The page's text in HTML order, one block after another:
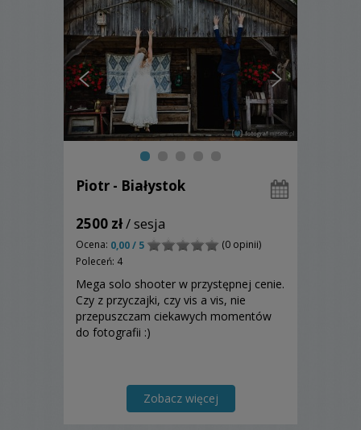
Piotr - Białystok
2500 zł/ sesja
Ocena: 0,00 / 5
(0 opinii)
Poleceń: 4
Mega solo shooter w przystępnej cenie.
Czy z przyczajki, czy vis a vis, nie
przepuszczam ciekawych momentów
do fotografii :)
Zobacz więcej